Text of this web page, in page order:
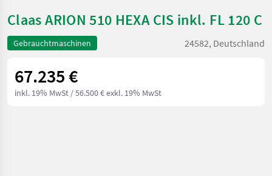
Claas ARION 510 HEXA CIS inkl. FL 120 C
Gebrauchtmaschinen 24582, Deutschland
67.235 €
inkl. 19% MwSt / 56.500 € exkl. 19% MwSt